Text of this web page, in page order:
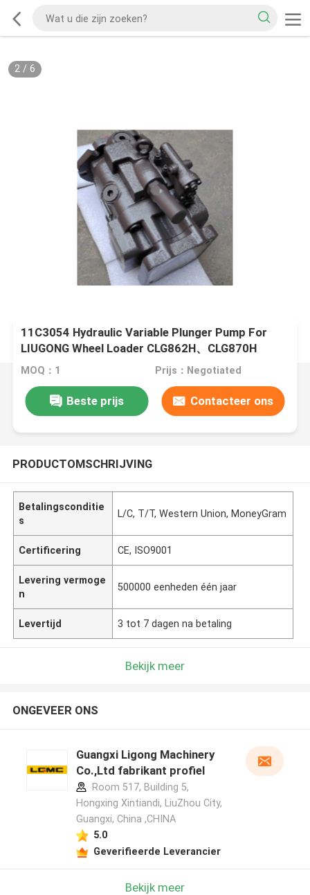
2/ 6
11C3054 Hydraulic Variable Plunger Pump For
LIUGONG Wheel Loader CLG862H、CLG870H
CLG856CN CLG848H、CLG886H
MOQ：1 Prijs：Negotiated
Beste prijs Contacteer ons
PRODUCTOMSCHRIJVING
Betalingsconditie
s
L/C, T/T, Western Union, MoneyGram
Certificering CE, ISO9001
Levering vermoge
n
500000 eenheden één jaar
Levertijd 3 tot 7 dagen na betaling
Bekijk meer
ONGEVEER ONS
Guangxi Ligong Machinery
Co.,Ltd fabrikant profiel
Room 517, Building 5,
Hongxing Xintiandi, LiuZhou City,
Guangxi, China ,CHINA
5.0
Geverifieerde Leverancier
Bekijk meer